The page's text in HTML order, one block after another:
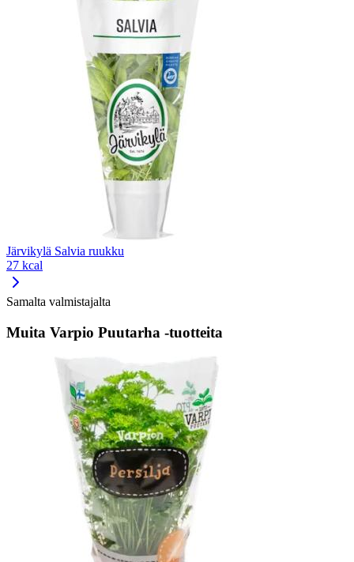
Järvikylä Salvia ruukku
27 kcal
Samalta valmistajalta
Muita Varpio Puutarha -tuotteita